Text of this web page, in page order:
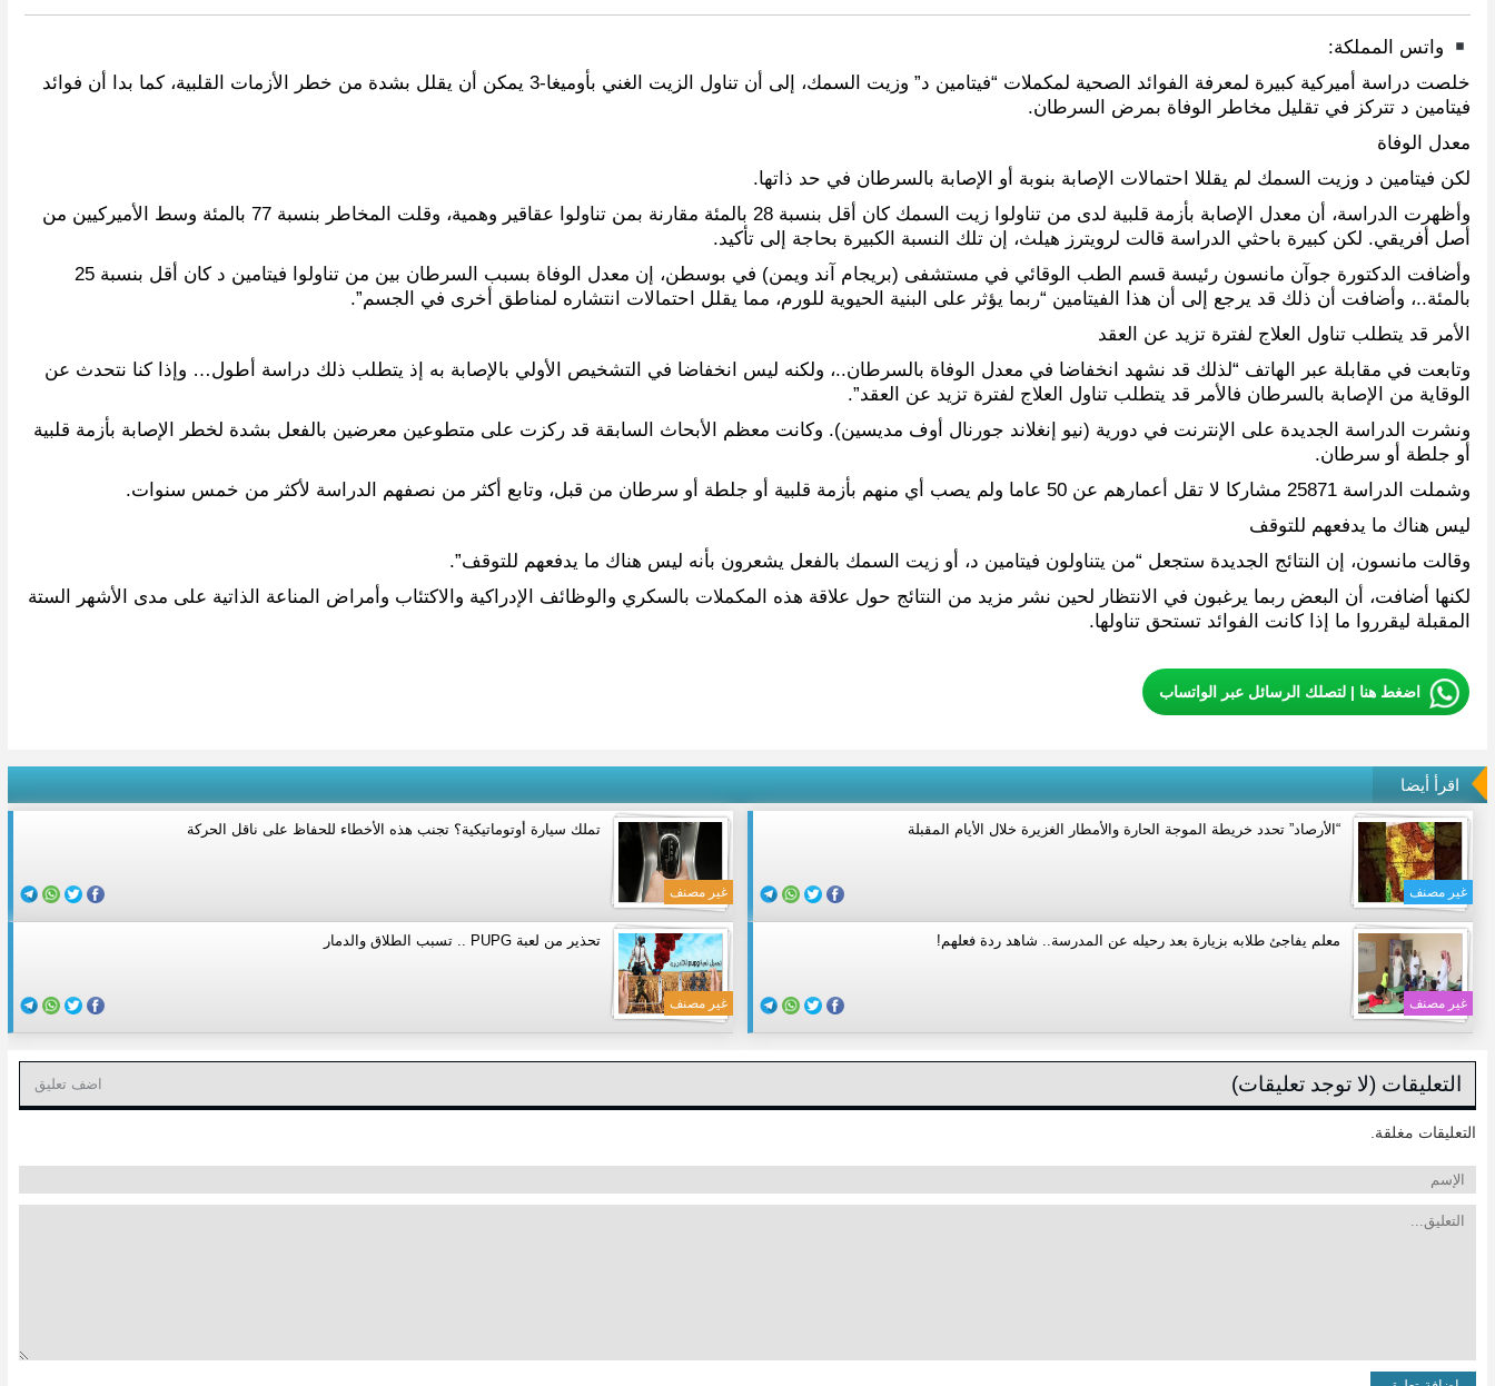
واتس المملكة:
خلصت دراسة أميركية كبيرة لمعرفة الفوائد الصحية لمكملات “فيتامين د” وزيت السمك، إلى أن تناول الزيت الغني بأوميغا-3 يمكن أن يقلل بشدة من خطر الأزمات القلبية، كما بدا أن فوائد
فيتامين د تتركز في تقليل مخاطر الوفاة بمرض السرطان.
معدل الوفاة
لكن فيتامين د وزيت السمك لم يقللا احتمالات الإصابة بنوبة أو الإصابة بالسرطان في حد ذاتها.
وأظهرت الدراسة، أن معدل الإصابة بأزمة قلبية لدى من تناولوا زيت السمك كان أقل بنسبة 28 بالمئة مقارنة بمن تناولوا عقاقير وهمية، وقلت المخاطر بنسبة 77 بالمئة وسط الأميركيين من
أصل أفريقي. لكن كبيرة باحثي الدراسة قالت لرويترز هيلث، إن تلك النسبة الكبيرة بحاجة إلى تأكيد.
وأضافت الدكتورة جوآن مانسون رئيسة قسم الطب الوقائي في مستشفى (بريجام آند ويمن) في بوسطن، إن معدل الوفاة بسبب السرطان بين من تناولوا فيتامين د كان أقل بنسبة 25
بالمئة..، وأضافت أن ذلك قد يرجع إلى أن هذا الفيتامين “ربما يؤثر على البنية الحيوية للورم، مما يقلل احتمالات انتشاره لمناطق أخرى في الجسم”.
الأمر قد يتطلب تناول العلاج لفترة تزيد عن العقد
وتابعت في مقابلة عبر الهاتف “لذلك قد نشهد انخفاضا في معدل الوفاة بالسرطان..، ولكنه ليس انخفاضا في التشخيص الأولي بالإصابة به إذ يتطلب ذلك دراسة أطول… وإذا كنا نتحدث عن
الوقاية من الإصابة بالسرطان فالأمر قد يتطلب تناول العلاج لفترة تزيد عن العقد”.
ونشرت الدراسة الجديدة على الإنترنت في دورية (نيو إنغلاند جورنال أوف مديسين). وكانت معظم الأبحاث السابقة قد ركزت على متطوعين معرضين بالفعل بشدة لخطر الإصابة بأزمة قلبية
أو جلطة أو سرطان.
وشملت الدراسة 25871 مشاركا لا تقل أعمارهم عن 50 عاما ولم يصب أي منهم بأزمة قلبية أو جلطة أو سرطان من قبل، وتابع أكثر من نصفهم الدراسة لأكثر من خمس سنوات.
ليس هناك ما يدفعهم للتوقف
وقالت مانسون، إن النتائج الجديدة ستجعل “من يتناولون فيتامين د، أو زيت السمك بالفعل يشعرون بأنه ليس هناك ما يدفعهم للتوقف”.
لكنها أضافت، أن البعض ربما يرغبون في الانتظار لحين نشر مزيد من النتائج حول علاقة هذه المكملات بالسكري والوظائف الإدراكية والاكتئاب وأمراض المناعة الذاتية على مدى الأشهر الستة
المقبلة ليقرروا ما إذا كانت الفوائد تستحق تناولها.
اضغط هنا | لتصلك الرسائل عبر الواتساب
اقرأ أيضا
غير مصنف
“الأرصاد” تحدد خريطة الموجة الحارة والأمطار الغزيرة خلال الأيام المقبلة
غير مصنف
تملك سيارة أوتوماتيكية؟ تجنب هذه الأخطاء للحفاظ على ناقل الحركة
غير مصنف
معلم يفاجئ طلابه بزيارة بعد رحيله عن المدرسة.. شاهد ردة فعلهم!
غير مصنف
تحذير من لعبة PUPG .. تسبب الطلاق والدمار
التعليقات (لا توجد تعليقات) اضف تعليق
التعليقات مغلقة.